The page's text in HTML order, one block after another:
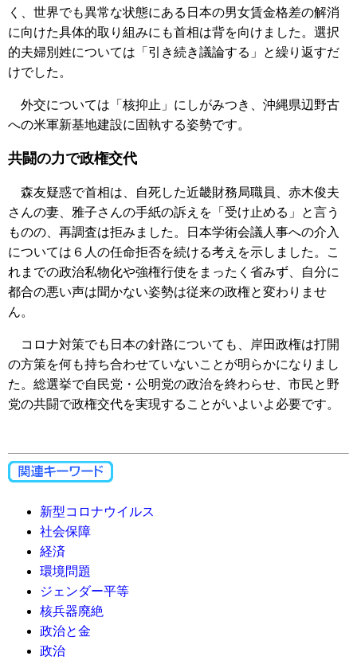
く、世界でも異常な状態にある日本の男女賃金格差の解消
に向けた具体的取り組みにも首相は背を向けました。選択
的夫婦別姓については「引き続き議論する」と繰り返すだ
けでした。
外交については「核抑止」にしがみつき、沖縄県辺野古
への米軍新基地建設に固執する姿勢です。
共闘の力で政権交代
森友疑惑で首相は、自死した近畿財務局職員、赤木俊夫
さんの妻、雅子さんの手紙の訴えを「受け止める」と言う
ものの、再調査は拒みました。日本学術会議人事への介入
については６人の任命拒否を続ける考えを示しました。こ
れまでの政治私物化や強権行使をまったく省みず、自分に
都合の悪い声は聞かない姿勢は従来の政権と変わりませ
ん。
コロナ対策でも日本の針路についても、岸田政権は打開
の方策を何も持ち合わせていないことが明らかになりまし
た。総選挙で自民党・公明党の政治を終わらせ、市民と野
党の共闘で政権交代を実現することがいよいよ必要です。
新型コロナウイルス
社会保障
経済
環境問題
ジェンダー平等
核兵器廃絶
政治と金
政治